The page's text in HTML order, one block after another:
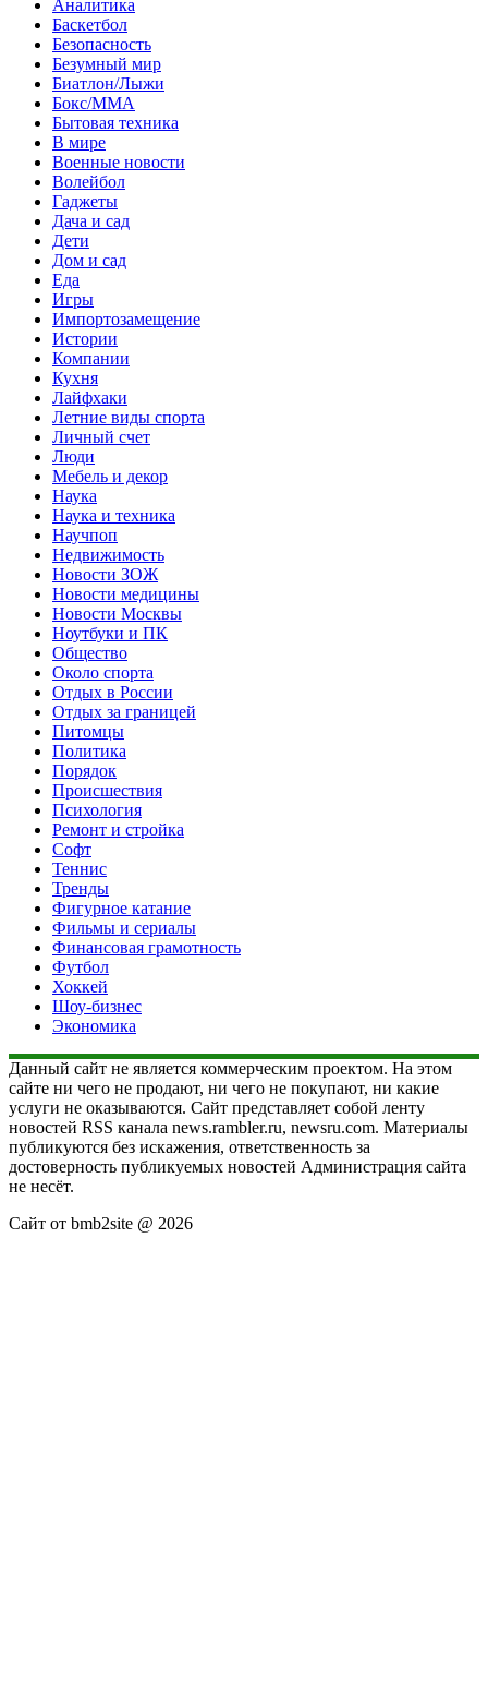
Аналитика
Баскетбол
Безопасность
Безумный мир
Биатлон/Лыжи
Бокс/MMA
Бытовая техника
В мире
Военные новости
Волейбол
Гаджеты
Дача и сад
Дети
Дом и сад
Еда
Игры
Импортозамещение
Истории
Компании
Кухня
Лайфхаки
Летние виды спорта
Личный счет
Люди
Мебель и декор
Наука
Наука и техника
Научпоп
Недвижимость
Новости ЗОЖ
Новости медицины
Новости Москвы
Ноутбуки и ПК
Общество
Около спорта
Отдых в России
Отдых за границей
Питомцы
Политика
Порядок
Происшествия
Психология
Ремонт и стройка
Софт
Теннис
Тренды
Фигурное катание
Фильмы и сериалы
Финансовая грамотность
Футбол
Хоккей
Шоу-бизнес
Экономика
Данный сайт не является коммерческим проектом. На этом
сайте ни чего не продают, ни чего не покупают, ни какие
услуги не оказываются. Сайт представляет собой ленту
новостей RSS канала news.rambler.ru, newsru.com. Материалы
публикуются без искажения, ответственность за
достоверность публикуемых новостей Администрация сайта
не несёт.
Сайт от bmb2site @ 2026